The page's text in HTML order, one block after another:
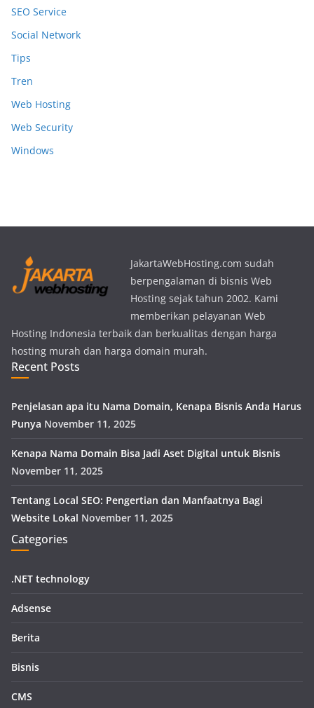
SEO Service
Social Network
Tips
Tren
Web Hosting
Web Security
Windows
JakartaWebHosting.com sudah
berpengalaman di bisnis Web
Hosting sejak tahun 2002. Kami
memberikan pelayanan Web
Hosting Indonesia terbaik dan berkualitas dengan harga
hosting murah dan harga domain murah.
Recent Posts
Penjelasan apa itu Nama Domain, Kenapa Bisnis Anda Harus
Punya November 11, 2025
Kenapa Nama Domain Bisa Jadi Aset Digital untuk Bisnis
November 11, 2025
Tentang Local SEO: Pengertian dan Manfaatnya Bagi
Website Lokal November 11, 2025
Categories
.NET technology
Adsense
Berita
Bisnis
CMS